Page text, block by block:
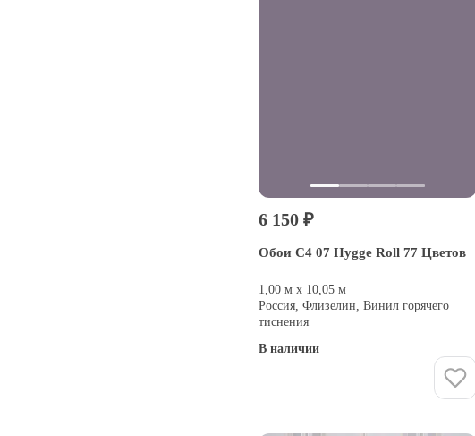
6 150 ₽
Обои C4 07 Hygge Roll 77 Цветов
1,00 м х 10,05 м
Россия, Флизелин, Винил горячего
тиснения
В наличии